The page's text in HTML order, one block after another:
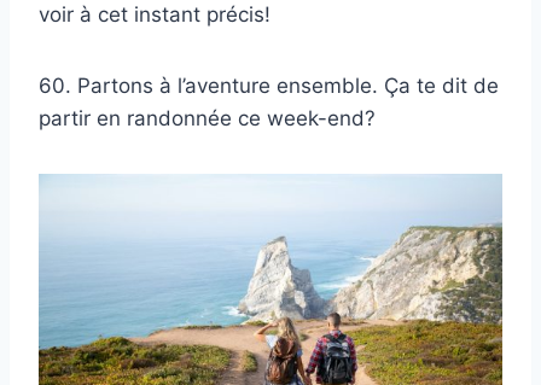
voir à cet instant précis!
60. Partons à l’aventure ensemble. Ça te dit de
partir en randonnée ce week-end?